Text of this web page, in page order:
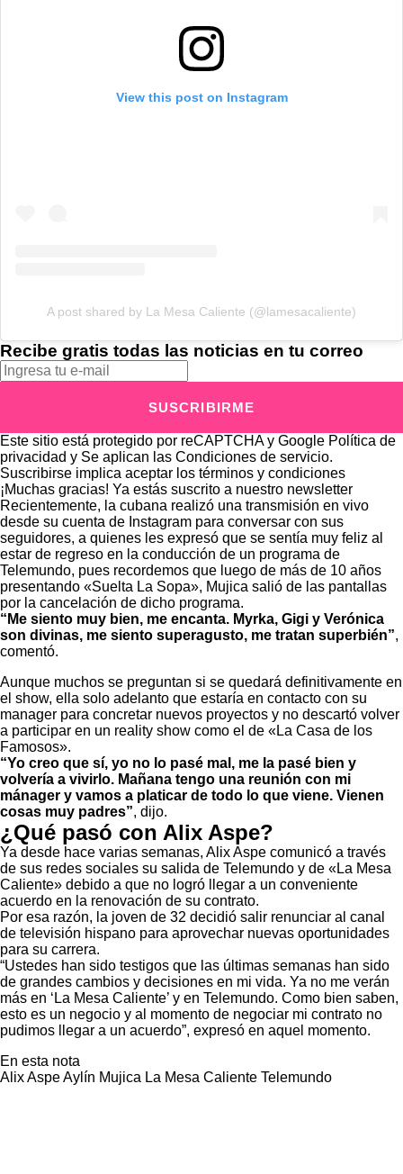
View this post on Instagram
A post shared by La Mesa Caliente (@lamesacaliente)
Recibe gratis todas las noticias en tu correo
SUSCRIBIRME
Este sitio está protegido por reCAPTCHA y Google Política de
privacidad y Se aplican las Condiciones de servicio.
Suscribirse implica aceptar los términos y condiciones
¡Muchas gracias! Ya estás suscrito a nuestro newsletter
Recientemente, la cubana realizó una transmisión en vivo
desde su cuenta de Instagram para conversar con sus
seguidores, a quienes les expresó que se sentía muy feliz al
estar de regreso en la conducción de un programa de
Telemundo, pues recordemos que luego de más de 10 años
presentando «Suelta La Sopa», Mujica salió de las pantallas
por la cancelación de dicho programa.
“Me siento muy bien, me encanta. Myrka, Gigi y Verónica
son divinas, me siento superagusto, me tratan superbién”,
comentó.
Aunque muchos se preguntan si se quedará definitivamente en
el show, ella solo adelanto que estaría en contacto con su
manager para concretar nuevos proyectos y no descartó volver
a participar en un reality show como el de «La Casa de los
Famosos».
“Yo creo que sí, yo no lo pasé mal, me la pasé bien y
volvería a vivirlo. Mañana tengo una reunión con mi
mánager y vamos a platicar de todo lo que viene. Vienen
cosas muy padres”, dijo.
¿Qué pasó con Alix Aspe?
Ya desde hace varias semanas, Alix Aspe comunicó a través
de sus redes sociales su salida de Telemundo y de «La Mesa
Caliente» debido a que no logró llegar a un conveniente
acuerdo en la renovación de su contrato.
Por esa razón, la joven de 32 decidió salir renunciar al canal
de televisión hispano para aprovechar nuevas oportunidades
para su carrera.
“Ustedes han sido testigos que las últimas semanas han sido
de grandes cambios y decisiones en mi vida. Ya no me verán
más en ‘La Mesa Caliente’ y en Telemundo. Como bien saben,
esto es un negocio y al momento de negociar mi contrato no
pudimos llegar a un acuerdo”, expresó en aquel momento.
En esta nota
Alix AspeAylín Mujica La Mesa Caliente Telemundo